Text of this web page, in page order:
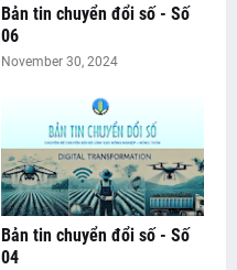
Bản tin chuyển đổi số - Số
06
November 30, 2024
Bản tin chuyển đổi số - Số
04